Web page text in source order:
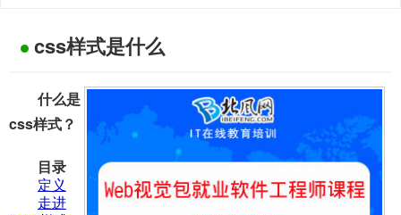
css样式是什么
什么是
css样式？
目录
定义
走进